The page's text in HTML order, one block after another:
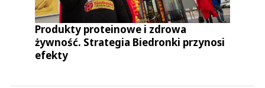
Produkty proteinowe i zdrowa
żywność. Strategia Biedronki przynosi
efekty